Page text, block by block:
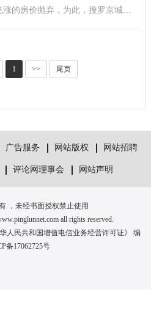
涨的房价抛弃，为此，搜罗京城目
1 >> 尾页
广告服务 网站版权 网站招聘
评论网理事会 网站声明
，未经书面授权禁止使用
all rights reserved.
人民共和国增值电信业务经营许可证》 编
备17062725号